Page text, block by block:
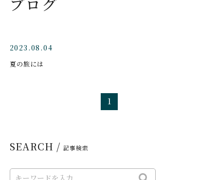
2023.08.04
夏の旅には
1
SEARCH / 記事検索